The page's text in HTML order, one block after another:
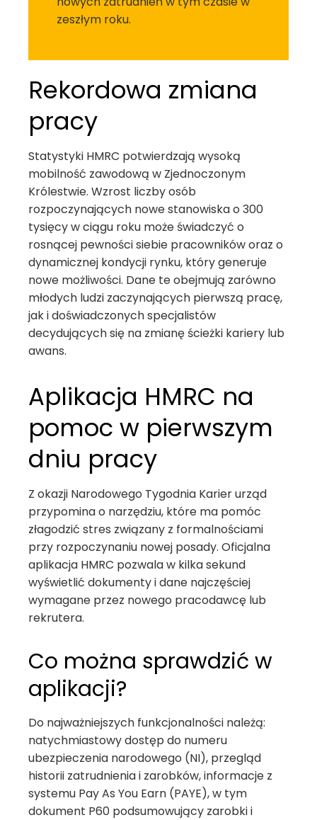
zeszłym roku.
Rekordowa zmiana
pracy
Statystyki HMRC potwierdzają wysoką
mobilność zawodową w Zjednoczonym
Królestwie. Wzrost liczby osób
rozpoczynających nowe stanowiska o 300
tysięcy w ciągu roku może świadczyć o
rosnącej pewności siebie pracowników oraz o
dynamicznej kondycji rynku, który generuje
nowe możliwości. Dane te obejmują zarówno
młodych ludzi zaczynających pierwszą pracę,
jak i doświadczonych specjalistów
decydujących się na zmianę ścieżki kariery lub
awans.
Aplikacja HMRC na
pomoc w pierwszym
dniu pracy
Z okazji Narodowego Tygodnia Karier urząd
przypomina o narzędziu, które ma pomóc
złagodzić stres związany z formalnościami
przy rozpoczynaniu nowej posady. Oficjalna
aplikacja HMRC pozwala w kilka sekund
wyświetlić dokumenty i dane najczęściej
wymagane przez nowego pracodawcę lub
rekrutera.
Co można sprawdzić w
aplikacji?
Do najważniejszych funkcjonalności należą:
natychmiastowy dostęp do numeru
ubezpieczenia narodowego (NI), przegląd
historii zatrudnienia i zarobków, informacje z
systemu Pay As You Earn (PAYE), w tym
dokument P60 podsumowujący zarobki i